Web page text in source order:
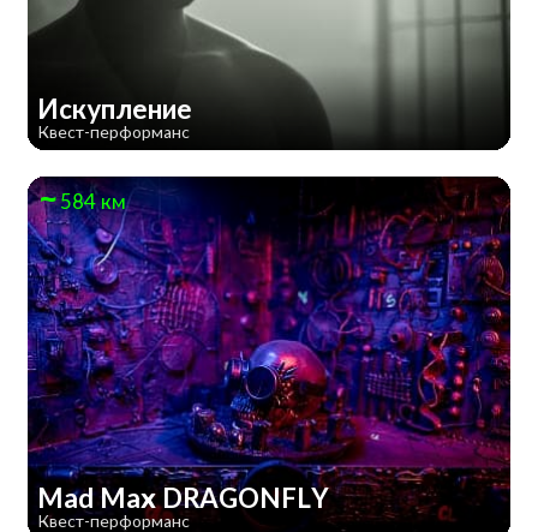
Искупление
Квест-перформанс
584 км
Mad Max DRAGONFLY
Квест-перформанс